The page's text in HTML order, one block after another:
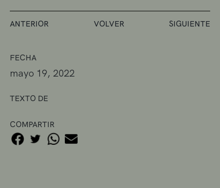
FECHA
mayo 19, 2022
TEXTO DE
COMPARTIR
ANTERIOR VOLVER SIGUIENTE